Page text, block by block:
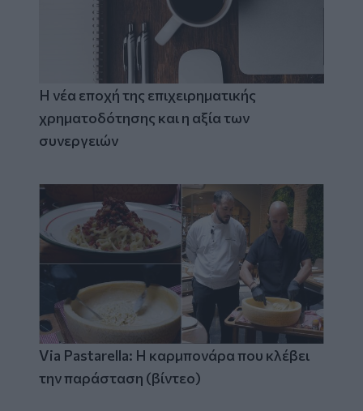
Η νέα εποχή της επιχειρηματικής
χρηματοδότησης και η αξία των
συνεργειών
Via Pastarella: Η καρμπονάρα που κλέβει
την παράσταση (βίντεο)